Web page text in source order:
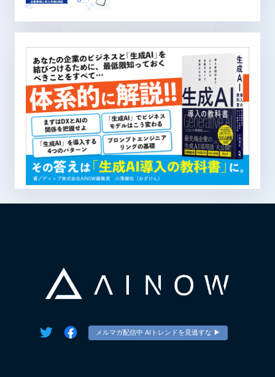
メルマガ配信中 AIトレンドを見逃すな ▶︎